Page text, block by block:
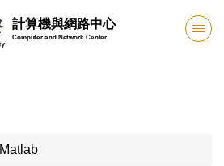
計算機與網路中心
Computer and Network Center
Matlab